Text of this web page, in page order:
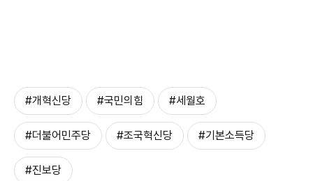
#개혁신당 #국민의힘 #세월호
#더불어민주당 #조국혁신당 #기본소득당
#진보당